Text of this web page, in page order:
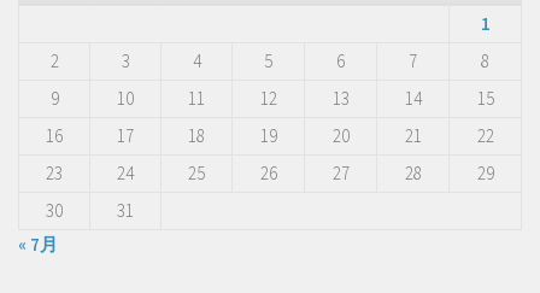
1
2
3 4 5 6 7
8
9
10 11 12 13 14
15
16
17 18 19 20 21
22
23
24 25 26 27 28
29
30
31
« 7月